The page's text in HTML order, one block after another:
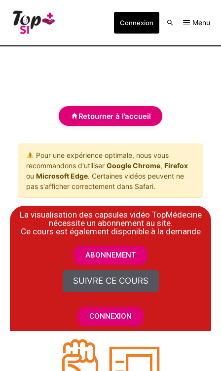
Connexion Menu
Retourner à l'accueil
Pour une expérience optimale, nous vous
recommandons d'utiliser Google Chrome, Firefox
ou Microsoft Edge. Certaines vidéos peuvent ne
pas s'afficher correctement dans Safari.
La visualisation des capsules vidéo TopMédecine
nécessite un abonnement au site.
​Ce cours est également disponible à la demande
ABONNEMENT
SUIVRE CE COURS
CONNEXION